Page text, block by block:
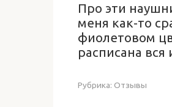
Про эти
меня как-то
фиолетовом
расписана
Рубрика: Отзывы